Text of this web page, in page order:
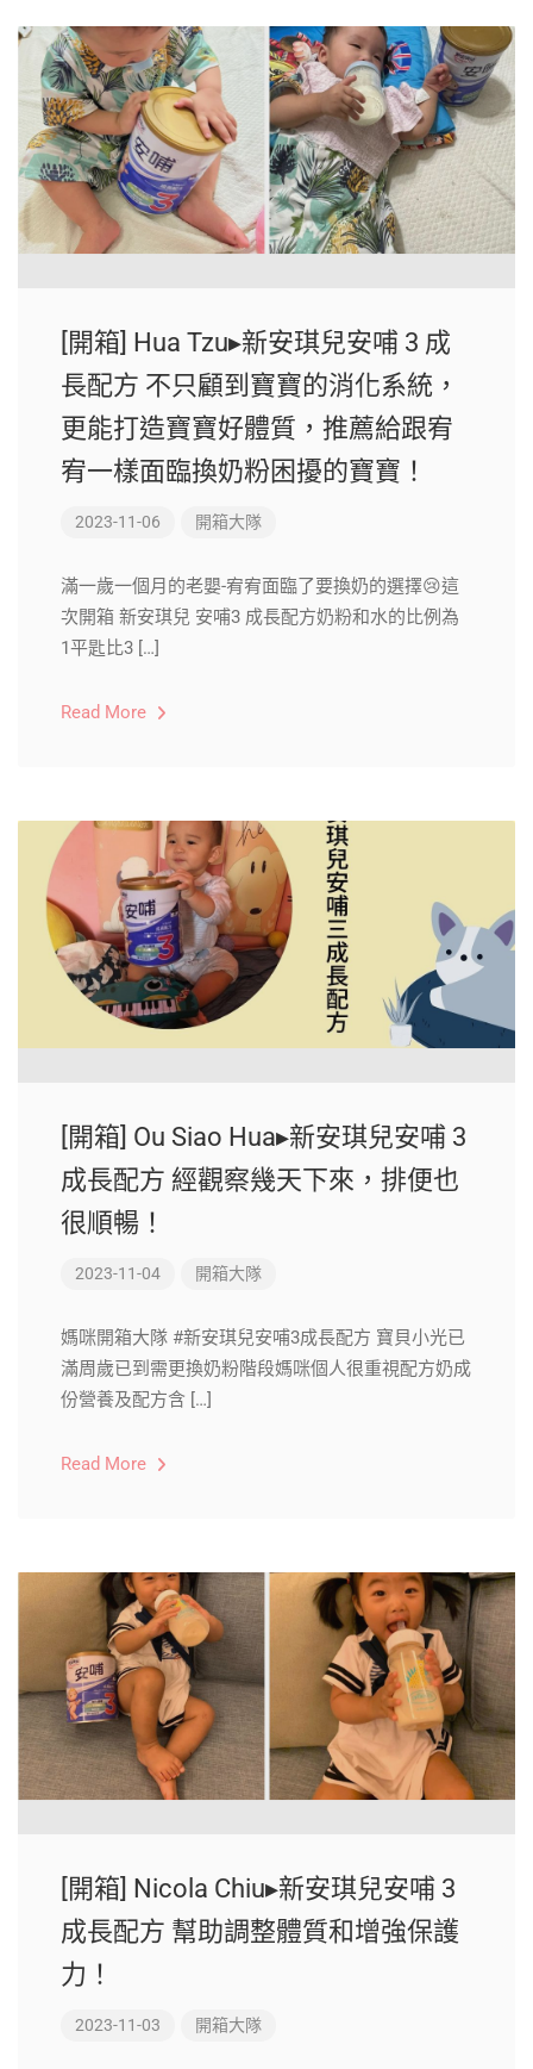
[開箱] Hua Tzu▸新安琪兒安哺 3 成
長配方 不只顧到寶寶的消化系統，
更能打造寶寶好體質，推薦給跟宥
宥一樣面臨換奶粉困擾的寶寶！
2023-11-06 開箱大隊
滿一歲一個月的老嬰-宥宥面臨了要換奶的選擇😢​這
次開箱 新安琪兒 安哺3 成長配方奶粉和水的比例為
1平匙比3 […]
Read More
[開箱] Ou Siao Hua▸新安琪兒安哺 3
成長配方 經觀察幾天下來，排便也
很順暢！
2023-11-04 開箱大隊
媽咪開箱大隊 #新安琪兒安哺3成長配方 寶貝小光已
滿周歲已到需更換奶粉階段媽咪個人很重視配方奶成
份營養及配方含 […]
Read More
[開箱] Nicola Chiu▸新安琪兒安哺 3
成長配方 幫助調整體質和增強保護
力！
2023-11-03 開箱大隊